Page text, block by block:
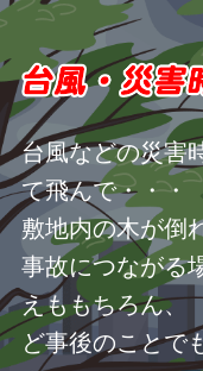
台風などの災害
て飛んで・・・
敷地内の木が倒
事故につながる
えももちろん、
ど事後のことで